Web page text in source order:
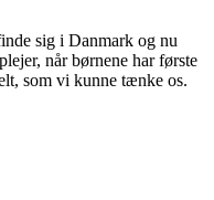
sig i Danmark og nu
når børnene har første
som vi kunne tænke os.